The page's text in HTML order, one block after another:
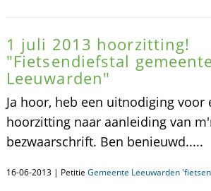
1 juli 2013 hoorzitting!
"Fietsendiefstal
Leeuwarden"
Ja hoor, heb een uitnodiging voor
hoorzitting naar aanleiding van
bezwaarschrift. Ben benieuwd.....
16-06-2013 | Petitie Gemeente Leeuwarden